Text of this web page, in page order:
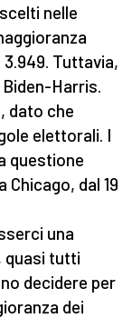
nelle
Tuttavia,
Harris.
dato che
elettorali. I
questione
dal 19
una
quasi tutti
decidere per
dei